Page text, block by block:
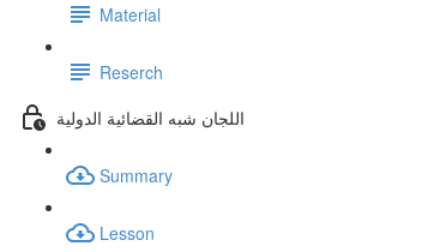
Material
Reserch
اللجان شبه القضائية الدولية
Summary
Lesson